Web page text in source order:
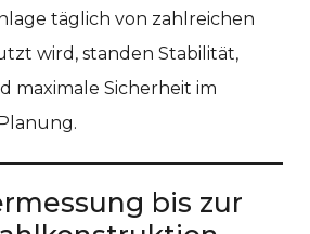
täglich von zahlreichen
wird, standen Stabilität,
maximale Sicherheit im
bis zur